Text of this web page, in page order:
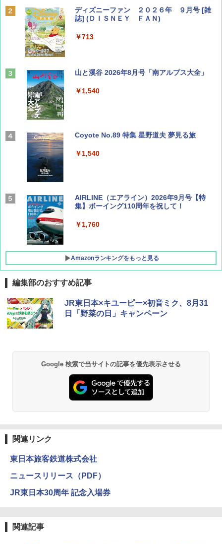
ディズニーファン ２０２６年 ９月号 [雑
誌] (ＤＩＳＮＥＹ ＦＡＮ)
￥713
山と溪谷 2026年8月号「南アルプス大全」
￥1,540
Coyote No.89 特集 星野道夫 夢見る旅
￥1,540
AIRLINE（エアライン）2026年9月号【特
集】ボーイング110周年を祝して！
￥1,760
Amazonランキングをもっと見る
D40 地球の歩き方 チェンマイ タイ北部の魅
力的な町 2026～2027 地球の歩き方D アジア
地球の歩き方 スター・ウォーズ
￥2,695
球の歩き方A ヨーロッパ
[キャンパーズコレクション 山善] ポップアッ
プテント 傘みたいに広げて畳める パッとサ
ッとサンシェード キューブ フルクローズ メ
￥6,830
PYKES PEAK (パイクスピーク) 着替えテン
ト プライバシー テント 【中が透けない】 1
人用 折りたたみ 防災グッズ 災害用トイレ ビ
易 トイレテント (ブラック)
ENDLESS BASE 《めざましテレビで紹介》
500002(88859)
￥5,999
GRANDOOR ステンレス保冷剤 2個セット 2
026リニューアル 急速冷凍 空間倍増 衛生的
コンパクト 保冷力長持ち
BUNDOK(バンドック)ソロ ドーム 1 EX BDK
レーム ドーム型 テント
熊撃退スプレー 熊よけスプレー 熊スプレー
編集部のおすすめ記事
JR東日本×キユーピー×初音ミク、8月31
日「野菜の日」キャンペーン
Google 検索で当サイトの記事を優先表示させる
関連リンク
東日本旅客鉄道株式会社
ニュースリリース（PDF）
JR東日本30周年 記念入場券
関連記事